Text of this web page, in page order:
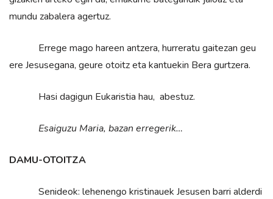
mundu zabalera agertuz.
Errege mago hareen antzera, hurreratu gaitezan geu
ere Jesusegana, geure otoitz eta kantuekin Bera gurtzera.
Hasi dagigun Eukaristia hau, abestuz.
Esaiguzu Maria, bazan erregerik…
DAMU-OTOITZA
Senideok: lehenengo kristinauek Jesusen barri alderdi